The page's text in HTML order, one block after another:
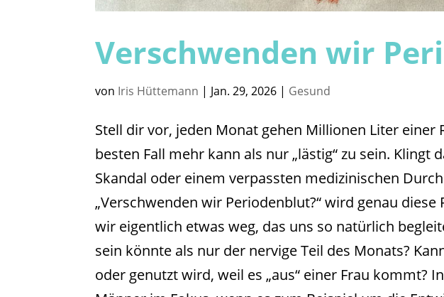
Verschwenden wir
von Iris Hüttemann | Jan. 29, 2026 | Gesund
Stell dir vor, jeden Monat gehen Millionen Liter einer
besten Fall mehr kann als nur „lästig“ zu sein. Klingt
Skandal oder einem verpassten medizinischen
„Verschwenden wir Periodenblut?“ wird genau
wir eigentlich etwas weg, das uns so natürlich
sein könnte als nur der nervige Teil des Monats?
oder genutzt wird, weil es „aus“ einer Frau kommt?